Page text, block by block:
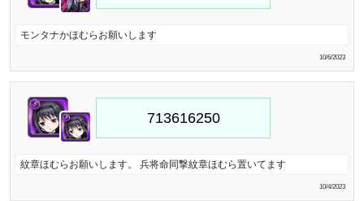
モンタナかほむらお願いします
10/6/2023
紋章ほむらお願いします。 兵将命同撃紋章ほむら置いてます
10/4/2023